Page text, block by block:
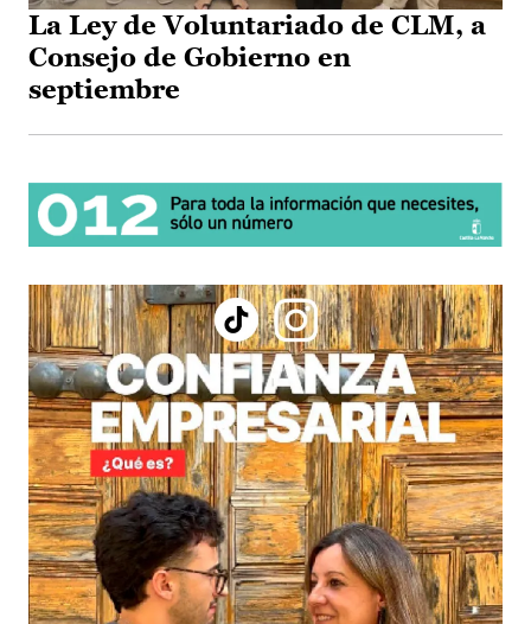
La Ley de Voluntariado de CLM, a
Consejo de Gobierno en
septiembre